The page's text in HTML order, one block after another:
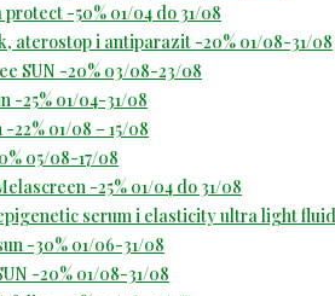
-50% 01/04 do 31/08
aterostop i antiparazit -20% 01/08-31/08
SUN -20% 03/08-23/08
-25% 01/04-31/08
-22% 01/08 – 15/08
05/08-17/08
-25% 01/04 do 31/08
serum i elasticity ultra light
-30% 01/06-31/08
-20% 01/08-31/08